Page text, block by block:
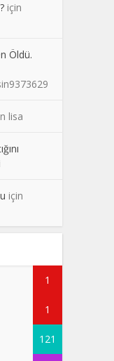
için
Öldü.
lisa
için
1
1
121